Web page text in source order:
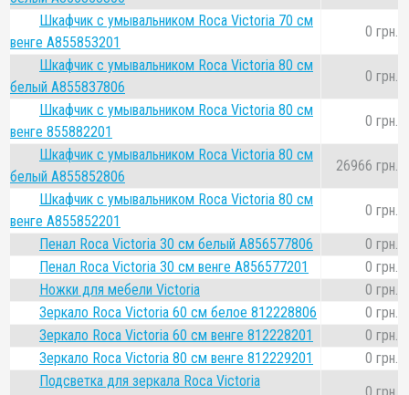
Шкафчик с умывальником Roca Victoria 70 см
венге A855853201
0 грн.
Шкафчик с умывальником Roca Victoria 80 см
белый A855837806
0 грн.
Шкафчик с умывальником Roca Victoria 80 см
венге 855882201
0 грн.
Шкафчик с умывальником Roca Victoria 80 см
белый A855852806
26966 грн.
Шкафчик с умывальником Roca Victoria 80 см
венге A855852201
0 грн.
Пенал Roca Victoria 30 см белый A856577806
0 грн.
Пенал Roca Victoria 30 см венге A856577201
0 грн.
Ножки для мебели Victoria
0 грн.
Зеркало Roca Victoria 60 см белое 812228806
0 грн.
Зеркало Roca Victoria 60 см венге 812228201
0 грн.
Зеркало Roca Victoria 80 см венге 812229201
0 грн.
Подсветка для зеркала Roca Victoria